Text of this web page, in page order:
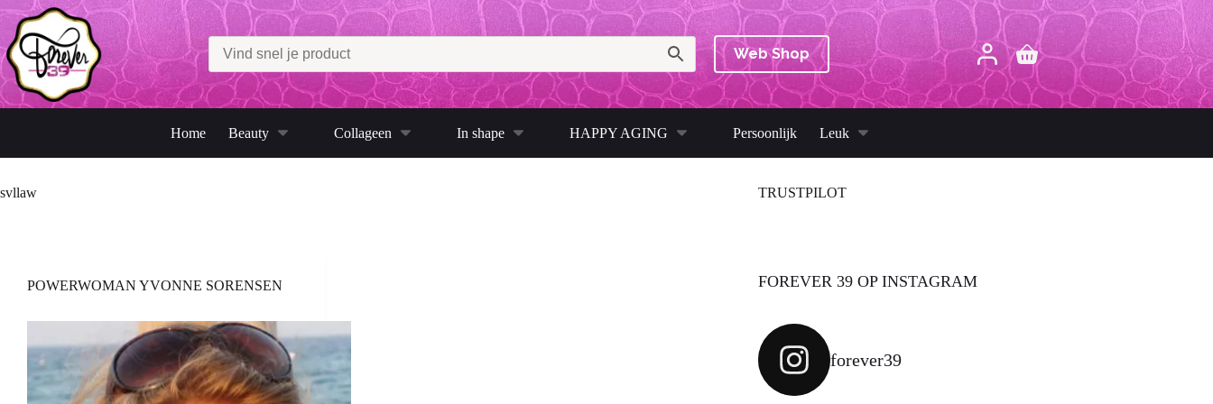
Ga
naar
de
inhoud
Web Shop Winkelwagen
Home Beauty Collageen In shape HAPPY AGING Persoonlijk Leuk
svllaw
POWERWOMAN YVONNE SORENSEN
TRUSTPILOT
FOREVER 39 OP INSTAGRAM
forever39